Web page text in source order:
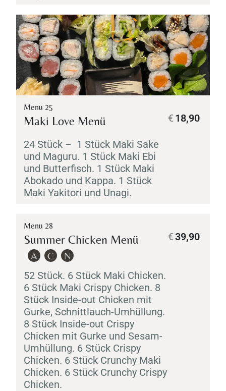
Menu 25
Maki Love Menü
24 Stück – 1 Stück Maki Sake
und Maguru. 1 Stück Maki Ebi
und Butterfisch. 1 Stück Maki
Abokado und Kappa. 1 Stück
Maki Yakitori und Unagi.
18,90
€
Menu 28
Summer Chicken Menü
A C N
52 Stück. 6 Stück Maki Chicken.
6 Stück Maki Crispy Chicken. 8
Stück Inside-out Chicken mit
Gurke, Schnittlauch-Umhüllung.
8 Stück Inside-out Crispy
Chicken mit Gurke und Sesam-
Umhüllung. 6 Stück Crispy
Chicken. 6 Stück Crunchy Maki
Chicken. 6 Stück Crunchy Crispy
Chicken.
39,90
€